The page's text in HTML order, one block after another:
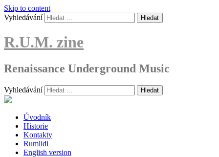
Skip to content
Vyhledávání
R.U.M. zine
Renaissance Underground Music
Vyhledávání
Úvodník
Historie
Kontakty
Rumlidi
English version